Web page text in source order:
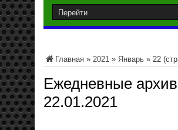
Главная » 2021 » Январь » 22
Ежедневные
22.01.2021